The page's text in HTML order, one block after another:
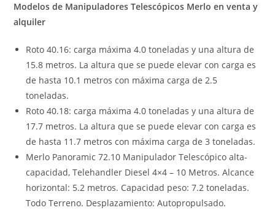
Modelos de Manipuladores Telescópicos Merlo en venta y
alquiler
Roto 40.16: carga máxima 4.0 toneladas y una altura de
15.8 metros. La altura que se puede elevar con carga es
de hasta 10.1 metros con máxima carga de 2.5
toneladas.
Roto 40.18: carga máxima 4.0 toneladas y una altura de
17.7 metros. La altura que se puede elevar con carga es
de hasta 11.7 metros con máxima carga de 3 toneladas.
Merlo Panoramic 72.10 Manipulador Telescópico alta-
capacidad, Telehandler Diesel 4×4 – 10 Metros. Alcance
horizontal: 5.2 metros. Capacidad peso: 7.2 toneladas.
Todo Terreno. Desplazamiento: Autopropulsado.